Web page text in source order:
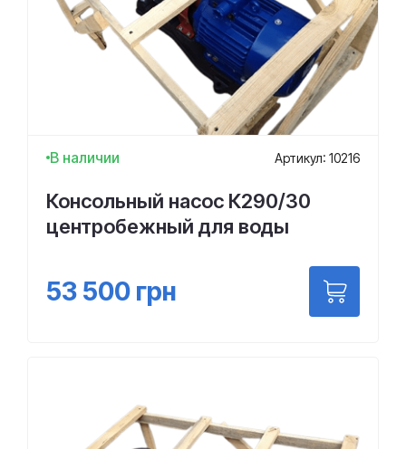
В наличии Артикул: 10216
Консольный насос К290/30
центробежный для воды
53 500 грн